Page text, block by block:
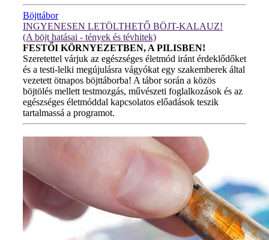
Böjttábor
INGYENESEN LETÖLTHETŐ BÖJT-KALAUZ!
(A böjt hatásai - tények és tévhitek)
FESTŐI KÖRNYEZETBEN, A PILISBEN!
Szeretettel várjuk az egészséges életmód iránt érdeklődőket
és a testi-lelki megújulásra vágyókat egy szakemberek által
vezetett ötnapos böjttáborba! A tábor során a közös
böjtölés mellett testmozgás, művészeti foglalkozások és az
egészséges életmóddal kapcsolatos előadások teszik
tartalmassá a programot.